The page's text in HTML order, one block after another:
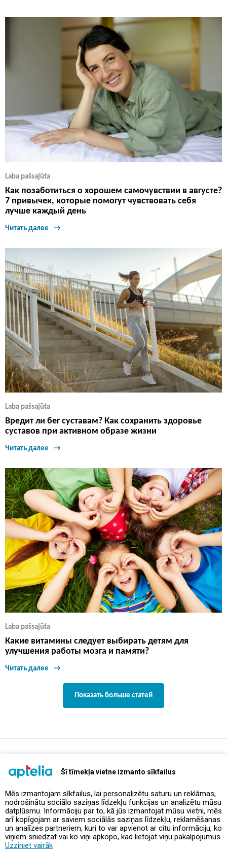
Šī tīmekļa vietne izmanto sīkfailus
Mēs izmantojam sīkfailus, lai personalizētu saturu un reklāmas,
nodrošinātu sociālo saziņas līdzekļu funkcijas un analizētu mūsu
datplūsmu. Informāciju par to, kā jūs izmantojat mūsu vietni, mēs
arī kopīgojam ar saviem sociālās saziņas līdzekļu, reklamēšanas
un analīzes partneriem, kuri to var apvienot ar citu informāciju, ko
viņiem sniedzat vai ko viņi apkopo, kad lietojat viņu pakalpojumus.
Uzziniet vairāk
Laba pašsajūta
Как позаботиться о хорошем самочувствии в августе?
7 привычек, которые помогут чувствовать себя
лучше каждый день
Читать далее
Laba pašsajūta
Вредит ли бег суставам? Как сохранить здоровье
суставов при активном образе жизни
Читать далее
Laba pašsajūta
Какие витамины следует выбирать детям для
улучшения работы мозга и памяти?
Читать далее
Показать больше статей
Предложения и акции
Контакты